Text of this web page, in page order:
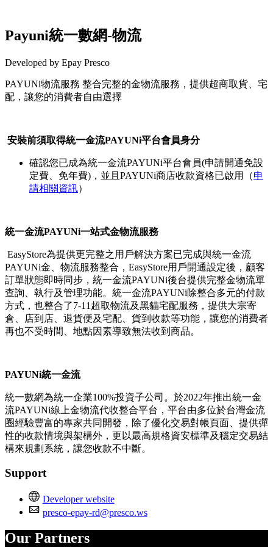
Payuni統一數網-物流
Developed by Epay Presco
PAYUNi物流服務 整合完整的金物流服務，提供超商取貨、宅
配，讓您的消費者自由選擇
安裝前須取得統一金流PAYUNi平台會員身分
確認您已成為統一金流PAYUNi平台會員(申請開通免設
定費、免年費)，並且PAYUNi商店收款資格已啟用（申
請相關資訊）
統一金流PAYUNi一站式金物流服務
EasyStore為提供更完整之用戶解決方案已完成與統一金流
PAYUNi金、物流服務整合，EasyStore用戶開通設定後，顧客
訂單狀態即時同步，統一金流PAYUNi後台提供完整金物流單
查詢、執行及管理功能。統一金流PAYUNi除整合多元的付款
方式，也整合了7-11超取物流及黑貓宅配服務，提供大宗寄
倉、店到店、退貨便及宅配、貨到收款等功能，讓您的消費者
再也不受時間、地點因素導致無法收到商品。
PAYUNi統一金流
統一數網為統一企業100%投資子公司。於2022年推出統一金
流PAYUNi線上金物流代收整合平台，平台由多位於台灣金流
圈經驗豐富的專家共同開發，除了優化交易對帳頁面、提供彈
性的收款情境與架構外，更以最高規格資安標準及穩定交易結
構來規劃系統，讓您收款不中斷。
Support
Developer website
presco-epay-rd@presco.ws
Our Partners